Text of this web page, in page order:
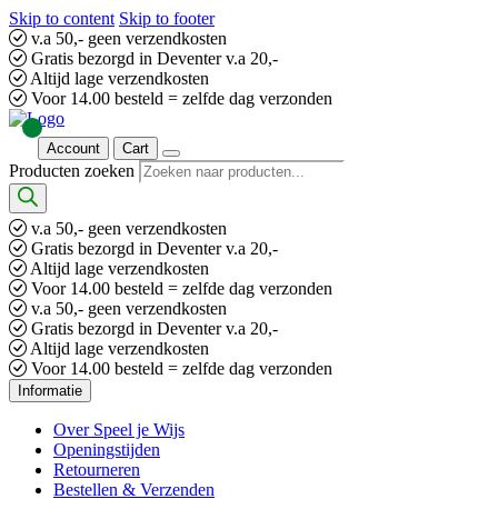
Skip to content Skip to footer
v.a 50,- geen verzendkosten
Gratis bezorgd in Deventer v.a 20,-
Altijd lage verzendkosten
Voor 14.00 besteld = zelfde dag verzonden
Account Cart
Producten zoeken
v.a 50,- geen verzendkosten
Gratis bezorgd in Deventer v.a 20,-
Altijd lage verzendkosten
Voor 14.00 besteld = zelfde dag verzonden
v.a 50,- geen verzendkosten
Gratis bezorgd in Deventer v.a 20,-
Altijd lage verzendkosten
Voor 14.00 besteld = zelfde dag verzonden
Informatie
Over Speel je Wijs
Openingstijden
Retourneren
Bestellen & Verzenden